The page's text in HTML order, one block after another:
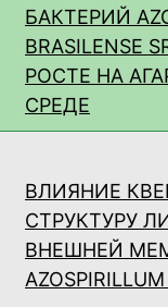
БАКТЕРИЙ
BRASILENSE
РОСТЕ НА
СРЕДЕ
ВЛИЯНИЕ
СТРУКТУРУ
ВНЕШНЕЙ